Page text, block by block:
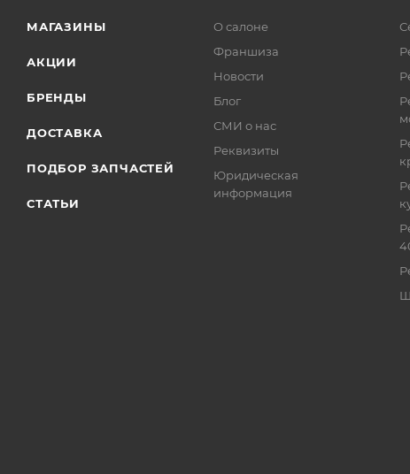
МАГАЗИНЫ
АКЦИИ
БРЕНДЫ
ДОСТАВКА
ПОДБОР ЗАПЧАСТЕЙ
СТАТЬИ
О салоне
Франшиза
Новости
Блог
СМИ о нас
Реквизиты
Юридическая
информация